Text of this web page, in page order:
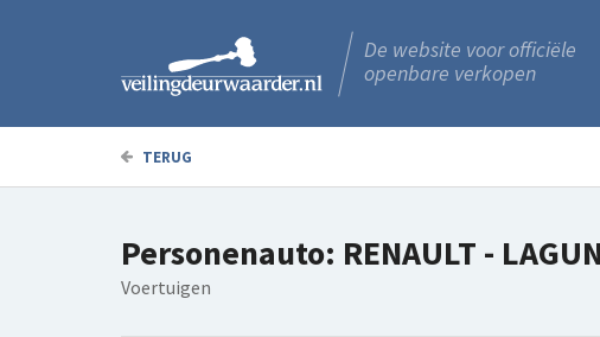
De website voor officiële
openbare verkopen
TERUG
Personenauto: RENAULT -
Voertuigen